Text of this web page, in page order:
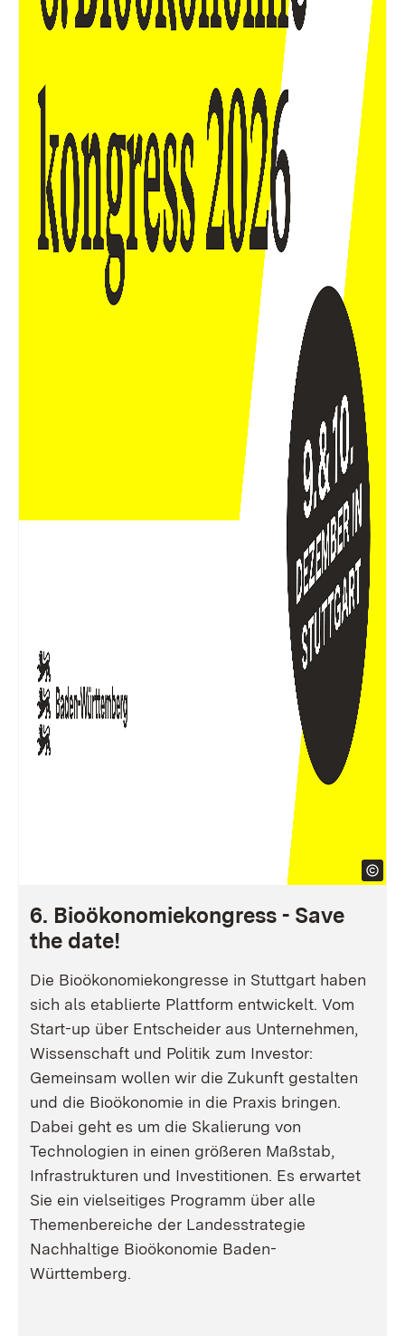
6. Bioökonomiekongress - Save
the date!
Die Bioökonomiekongresse in Stuttgart haben
sich als etablierte Plattform entwickelt. Vom
Start-up über Entscheider aus Unternehmen,
Wissenschaft und Politik zum Investor:
Gemeinsam wollen wir die Zukunft gestalten
und die Bioökonomie in die Praxis bringen.
Dabei geht es um die Skalierung von
Technologien in einen größeren Maßstab,
Infrastrukturen und Investitionen. Es erwartet
Sie ein vielseitiges Programm über alle
Themenbereiche der Landesstrategie
Nachhaltige Bioökonomie Baden-
Württemberg.